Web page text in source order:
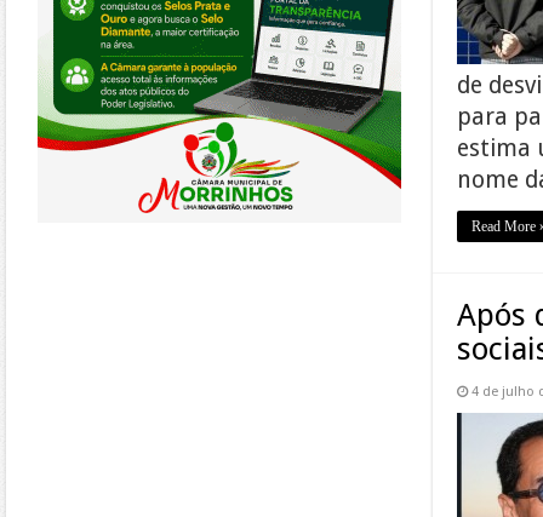
de
para
estima
nome
Read More
Após
4 de julho